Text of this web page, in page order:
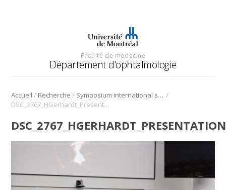
Faculté de médecine
Département d'ophtalmologie
Accueil / Recherche / Symposium international sur l’angiogenèse rétinienne et choroïdienne /
DSC_2767_HGerhardt_Presentation_Symposium_Angio_2022